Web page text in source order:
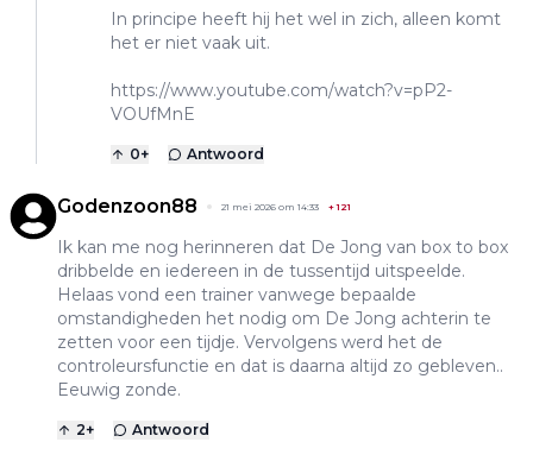
In principe heeft hij het wel in zich, alleen komt
het er niet vaak uit.
https://www.youtube.com/watch?v=pP2-
VOUfMnE
0+ Antwoord
Godenzoon88 21 mei 2026 om 14:33 +121
Ik kan me nog herinneren dat De Jong van box to box
dribbelde en iedereen in de tussentijd uitspeelde.
Helaas vond een trainer vanwege bepaalde
omstandigheden het nodig om De Jong achterin te
zetten voor een tijdje. Vervolgens werd het de
controleursfunctie en dat is daarna altijd zo gebleven..
Eeuwig zonde.
2+ Antwoord